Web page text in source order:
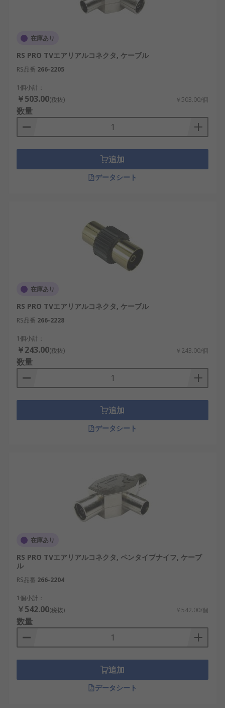
在庫あり
RS PRO TVエアリアルコネクタ, ケーブル
RS品番 266-2205
1個小計：
￥503.00(税抜) ￥503.00/個
数量
追加
データシート
在庫あり
RS PRO TVエアリアルコネクタ, ケーブル
RS品番 266-2228
1個小計：
￥243.00(税抜) ￥243.00/個
数量
追加
データシート
在庫あり
RS PRO TVエアリアルコネクタ, ペンタイプナイフ, ケーブ
ル
RS品番 266-2204
1個小計：
￥542.00(税抜) ￥542.00/個
数量
追加
データシート